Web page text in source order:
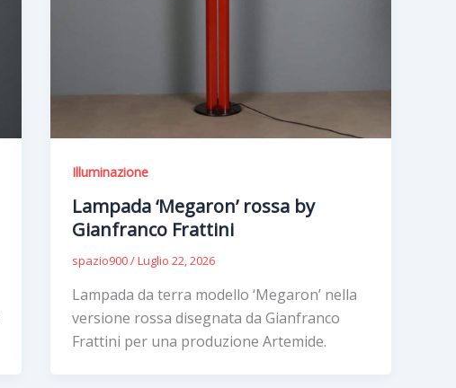
Illuminazione
Lampada ‘Megaron’ rossa by
Gianfranco Frattini
spazio900/Luglio 22, 2026
Lampada da terra modello ‘Megaron’ nella
versione rossa disegnata da Gianfranco
Frattini per una produzione Artemide.